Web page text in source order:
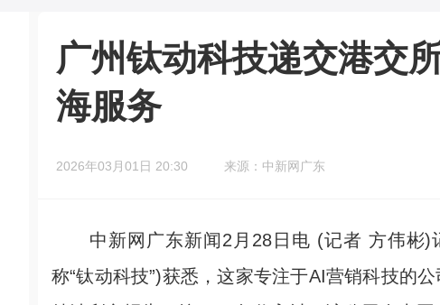
广州钛动科技递交港交
海服务
2026年03月01日 20:30 来源：中新网广东
中新网广东新闻2月28日电 (记者 方伟彬)
称“钛动科技”)获悉，这家专注于AI营销科技的